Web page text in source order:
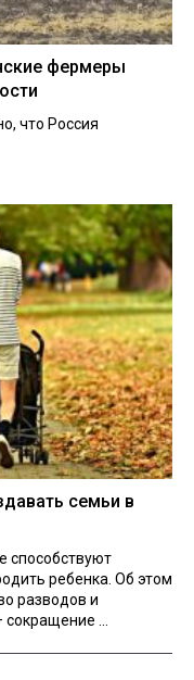
фермеры
что Россия
семьи в
способствуют
ребенка. Об этом
разводов и
...